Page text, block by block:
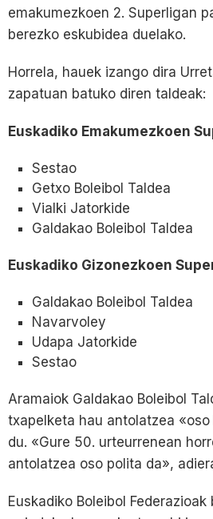
emakumezkoen 2. Superligan
berezko eskubidea duelako.
Horrela, hauek izango dira
zapatuan batuko diren taldeak:
Euskadiko Emakumezkoen
Sestao
Getxo Boleibol Taldea
Vialki Jatorkide
Galdakao Boleibol Taldea
Euskadiko Gizonezkoen
Galdakao Boleibol Taldea
Navarvoley
Udapa Jatorkide
Sestao
Aramaiok Galdakao Boleibol
txapelketa hau antolatzea
du. «Gure 50. urteurrenean
antolatzea oso polita da»,
Euskadiko Boleibol Federazioak